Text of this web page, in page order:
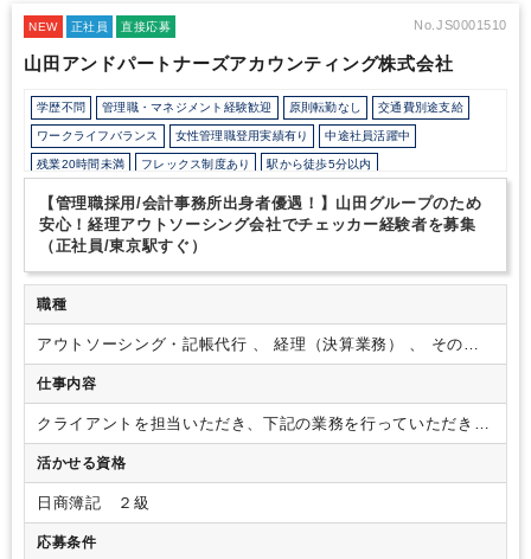
プ会社の公認会計士、税理士、弁護士と協業することにより、専門
合的なサービスの提供が可能となっています。 ■求人特徴中途入
規模を大きくしたい」「現職よりも働き方を改善したい」「内勤業
務以外にもチャレンジしたい」と考えて転職されてくる方が多く、
他社と比べて業務内容の幅広さ、退職金や産休育休制度など福利厚
生も整っており、働きやすい環境と努力を惜しまずキャリアアッ
プ/ステップアップをしたい方にとってオススメな環境がありま
す。
業務は原則、１社担当制で様々な法人/個人をお任せいたしま
すが、主担当が入力し、チェッカーがダブルチェックをする体制を
とっています。
また、案件ごとにチームで動いているものや、組
織としてのチーム制など、手厚いサポート/フォロー環境も整って
います。
す。 ■組織構成業務軸、人事軸のチーム制を取っています。それ
ぞれが下記の様な構成になり業務フォロー、キャリアフォローをし
ています。マネージャー ＋ リーダー ＋ シニアスタッフ ＋ スタッ
フ
NEW 正社員 直接応募 No.JS0001510
山田アンドパートナーズアカウンティング株式会社
学歴不問 管理職・マネジメント経験歓迎 原則転勤なし 交通費別途支給
ワークライフバランス 女性管理職登用実績有り 中途社員活躍中
残業20時間未満 フレックス制度あり 駅から徒歩5分以内
研修・資格取得支援 退職金制度 土日祝休み 完全週休2日制
年間休日120日以上
【管理職採用/会計事務所出身者優遇！】山田グループのため
安心！経理アウトソーシング会社でチェッカー経験者を募集
（正社員/東京駅すぐ）
職種
アウトソーシング・記帳代行 、 経理（決算業務） 、 その他
（コンサルティング）
仕事内容
クライアントを担当いただき、下記の業務を行っていただきま
す。 【具体的な業務内容】・記帳代行、経理部門サポート業
務・決算サポート（月次・年次・四半期・連結）
が入力した内容のチェック
・会計システム導入支援
ト対応や訪問等もお任せいたします。
活かせる資格
日商簿記 ２級
応募条件